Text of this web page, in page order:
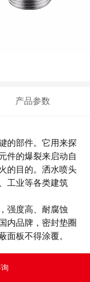
产品参数
的部件。它用来探
件的爆裂来启动自
的目的。洒水喷头
工业等各类建筑
强度高、耐腐蚀
内品牌，密封垫圈
面板不得涂覆。
第1部分:洒水喷